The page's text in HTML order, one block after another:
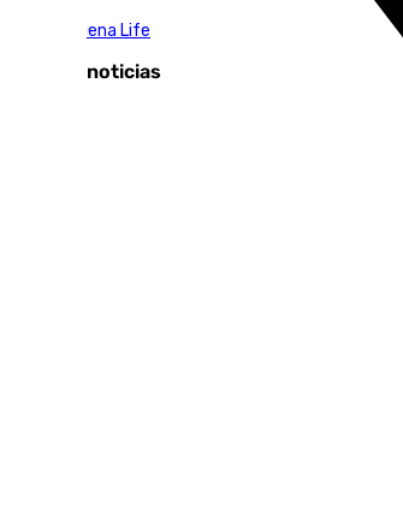
Benalmádena Life
Últimas noticias